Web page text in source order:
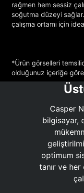
rağmen hem sessiz
soğutma düzeyi
çalışma ortamı için
*Ürün görselleri
olduğunuz içeriğe
Casper
bilgisayar,
optimum
tanır ve